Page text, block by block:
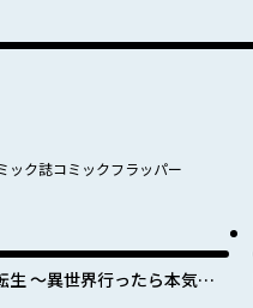
ック誌コミックフラッパー
生 ～異世界行ったら本気だ